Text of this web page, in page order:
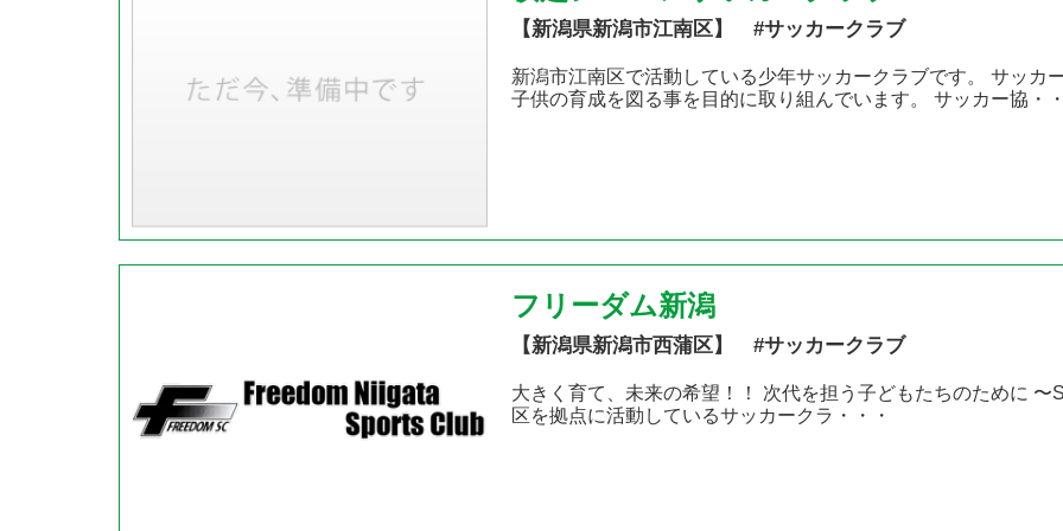
【新潟県新潟市江南区】 #サッカークラブ
新潟市江南区で活動している少年サッカークラブです。 サッカ
子供の育成を図る事を目的に取り組んでいます。 サッカー協・
フリーダム新潟
【新潟県新潟市西蒲区】 #サッカークラブ
大きく育て、未来の希望！！ 次代を担う子どもたちのために
区を拠点に活動しているサッカークラ・・・